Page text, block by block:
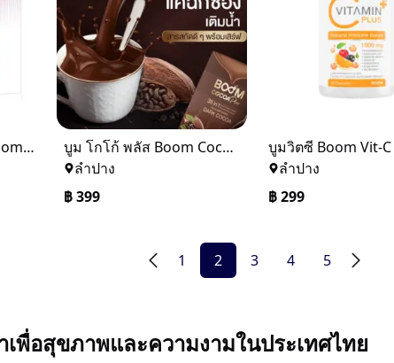
บูม คอลลาเจน พลัส Boom Collagen Plus
บูม โกโก้ พลัส Boom Cocoa Plus
ลำปาง
฿ 399
บูมวิตซี Boom Vit-C
ลำปาง
฿299
1 2 3 4 5
พื่อสุขภาพและความงามในประเทศไทย